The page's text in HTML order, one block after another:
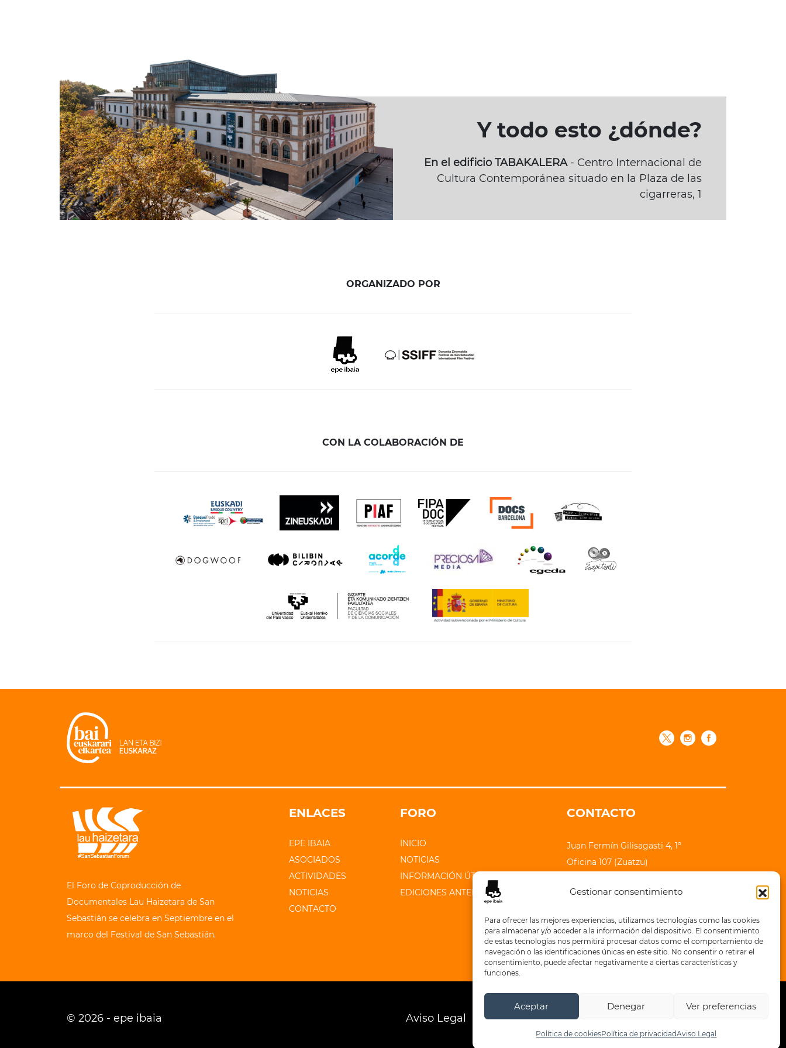
Gestionar consentimiento
Para ofrecer las mejores experiencias, utilizamos tecnologías como las cookies
para almacenar y/o acceder a la información del dispositivo. El consentimiento
de estas tecnologías nos permitirá procesar datos como el comportamiento de
navegación o las identificaciones únicas en este sitio. No consentir o retirar el
consentimiento, puede afectar negativamente a ciertas características y
funciones.
Aceptar Denegar Ver preferencias
Política de cookiesPolítica de privacidadAviso Legal
Y todo esto ¿dónde?
En el edificio TABAKALERA- Centro Internacional de
Cultura Contemporánea situado en la Plaza de las
cigarreras, 1
ORGANIZADO POR
CON LA COLABORACIÓN DE
El Foro de Coproducción de
Documentales Lau Haizetara de San
Sebastián se celebra en Septiembre en el
marco del Festival de San Sebastián.
ENLACES
EPE IBAIA
ASOCIADOS
ACTIVIDADES
NOTICIAS
CONTACTO
FORO
INICIO
NOTICIAS
INFORMACIÓN ÚTIL
EDICIONES ANTERIORES
CONTACTO
Juan Fermín Gilisagasti 4, 1º
Oficina 107 (Zuatzu)
+34 943 32 71 83
© 2026 - epe ibaia Aviso Legal Política de privacidad